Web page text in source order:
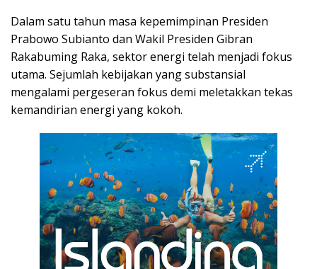
Dalam satu tahun masa kepemimpinan Presiden
Prabowo Subianto dan Wakil Presiden Gibran
Rakabuming Raka, sektor energi telah menjadi fokus
utama. Sejumlah kebijakan yang substansial
mengalami pergeseran fokus demi meletakkan tekas
kemandirian energi yang kokoh.